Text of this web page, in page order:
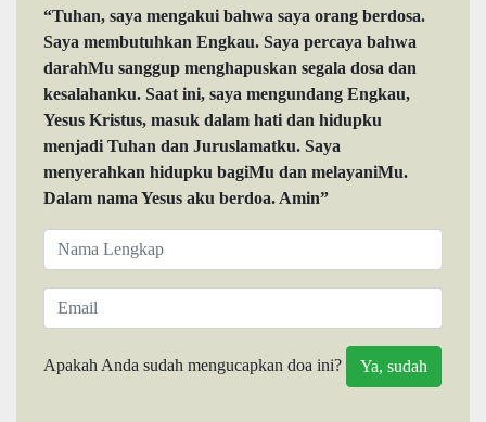
“Tuhan, saya mengakui bahwa saya orang berdosa.
Saya membutuhkan Engkau. Saya percaya bahwa
darahMu sanggup menghapuskan segala dosa dan
kesalahanku. Saat ini, saya mengundang Engkau,
Yesus Kristus, masuk dalam hati dan hidupku
menjadi Tuhan dan Juruslamatku. Saya
menyerahkan hidupku bagiMu dan melayaniMu.
Dalam nama Yesus aku berdoa. Amin”
Apakah Anda sudah mengucapkan doa ini?